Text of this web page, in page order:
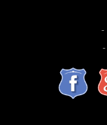
-
-